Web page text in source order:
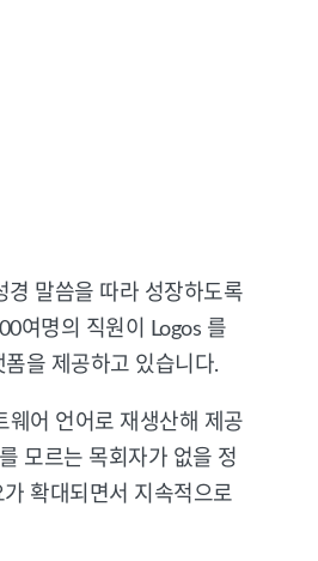
경 말씀을 따라 성장하도록
여명의 직원이 Logos 를
을 제공하고 있습니다.
웨어 언어로 재생산해 제공
모르는 목회자가 없을 정
확대되면서 지속적으로